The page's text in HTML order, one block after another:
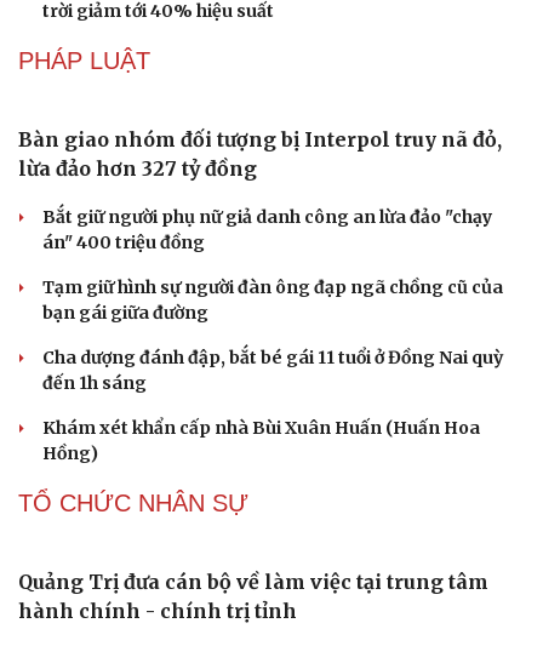
Di sản
Cần Thơ cụ thể hóa “Ba kết nối”, xúc tiến đón dòng vốn
và du khách Thái Lan
CÔNG NGHỆ
Thành lập Khu Công nghệ cao tỉnh Hưng Yên
quy mô hơn 496ha
Phê duyệt Chương trình KHCN và đổi mới sáng tạo quốc
gia về công nghệ chiến lược
Bắc Kinh triển khai “nhân viên” robot tại các công viên
Nguy cơ mất tài khoản Microsoft chỉ vì kết nối mạng Wi-
Fi khách sạn
Một việc nhiều gia đình bỏ quên có thể khiến điện mặt
PHÁP LUẬT